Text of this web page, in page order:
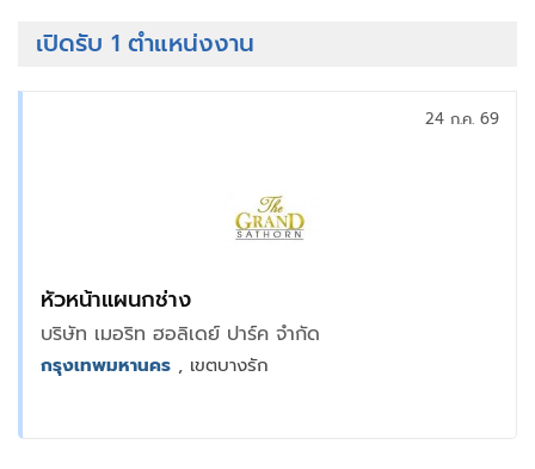
เปิดรับ 1 ตำแหน่งงาน
หัวหน้าแผนกช่าง
บริษัท เมอริท ฮอลิเดย์ ปาร์ค จำกัด
24 ก.ค. 69
กรุงเทพมหานคร , เขตบางรัก